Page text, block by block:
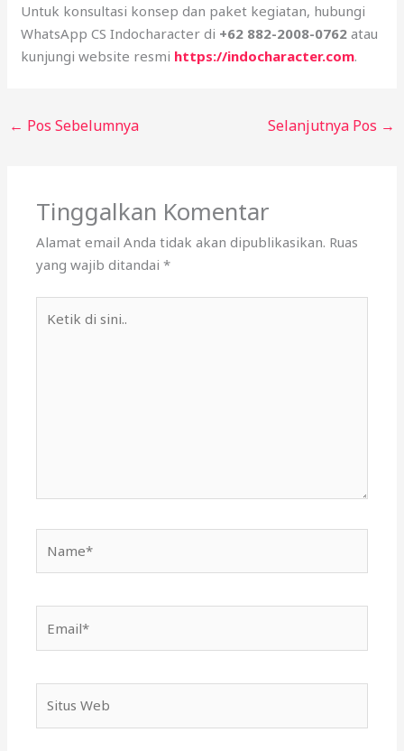
Untuk konsultasi konsep dan paket kegiatan, hubungi
WhatsApp CS Indocharacter di +62 882-2008-0762 atau
kunjungi website resmi https://indocharacter.com.
← Pos Sebelumnya Selanjutnya Pos →
Tinggalkan Komentar
Alamat email Anda tidak akan dipublikasikan. Ruas
yang wajib ditandai*
Web